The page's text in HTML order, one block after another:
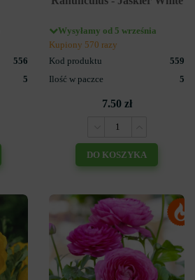
556
5
Wysyłamy od 5 września
Kupiony 570 razy
Kod produktu
559
Ilość w paczce
5
7.50 zł
DO KOSZYKA